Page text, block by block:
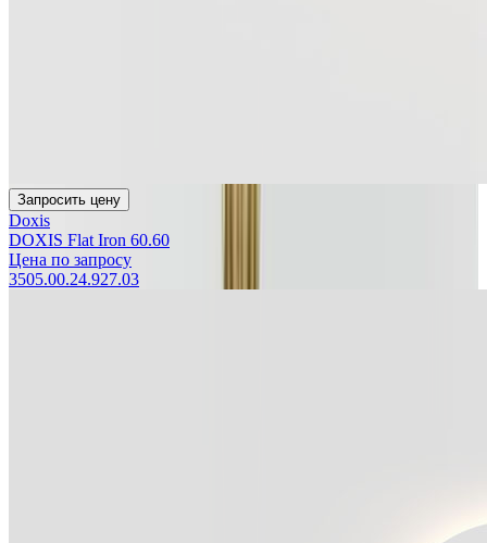
Запросить цену
Doxis
DOXIS Flat Iron 60.60
Цена по запросу
3505.00.24.927.03